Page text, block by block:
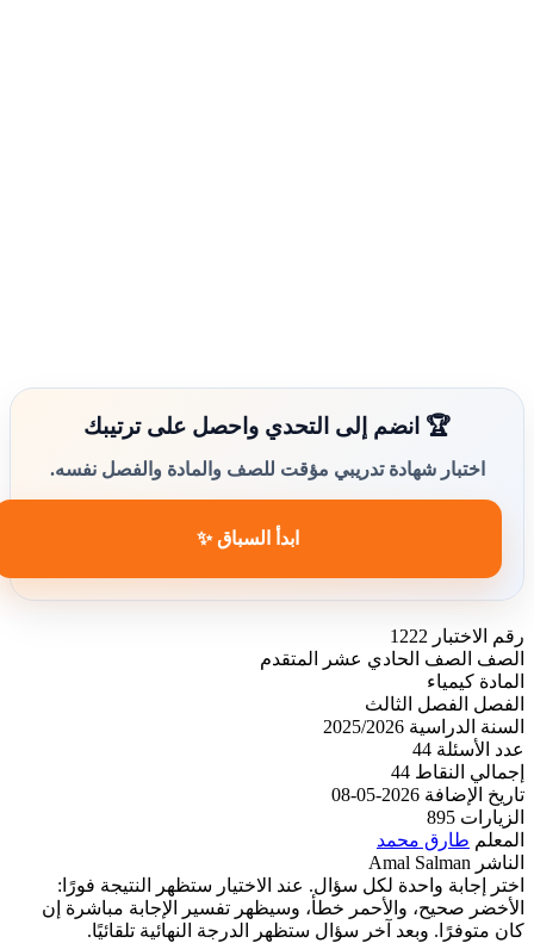
🏆 انضم إلى التحدي واحصل على ترتيبك
اختبار شهادة تدريبي مؤقت للصف والمادة والفصل نفسه.
ابدأ السباق ✨
1222
الصف الحادي عشر المتقدم
كيمياء
الفصل الثالث
الدراسية 2025/2026
44
النقاط 44
الإضافة 2026-05-08
895
طارق محمد
Amal Salman
إجابة واحدة لكل سؤال. عند الاختيار ستظهر النتيجة فورًا:
صحيح، والأحمر خطأ، وسيظهر تفسير الإجابة مباشرة إن
وبعد آخر سؤال ستظهر الدرجة النهائية تلقائيًا.